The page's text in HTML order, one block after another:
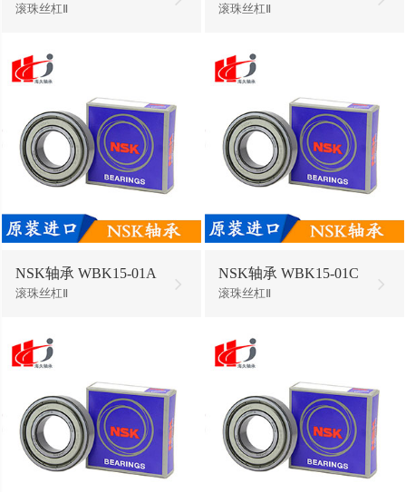
滚珠丝杠Ⅱ 滚珠丝杠Ⅱ
NSK轴承 WBK15-01A
滚珠丝杠Ⅱ
NSK轴承 WBK15-01C
滚珠丝杠Ⅱ